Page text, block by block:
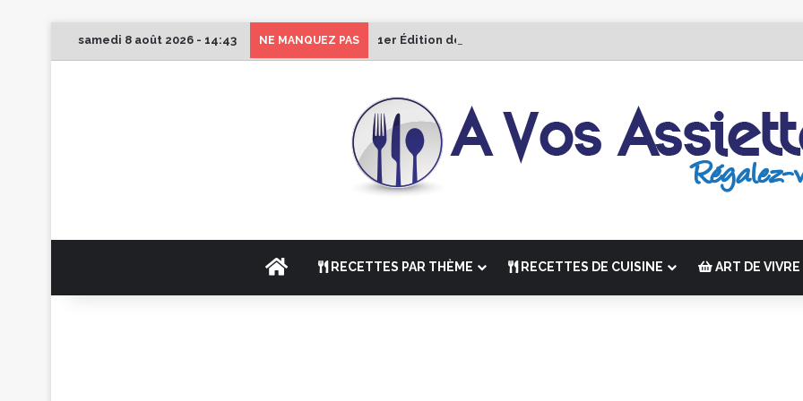
samedi 8 août 2026 - 14:43 NE MANQUEZ PAS 1er Édition de “La Semaine des Chefs” du 19 au 24 octobre 2026
ACCUEILRECETTES PAR THÈME RECETTES DE CUISINE ART DE VIVRE